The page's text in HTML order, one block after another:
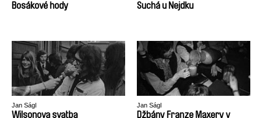
Bosákové hody Suchá u Nejdku
Jan Ságl
Wilsonova svatba
Jan Ságl
Džbány Franze Maxery v